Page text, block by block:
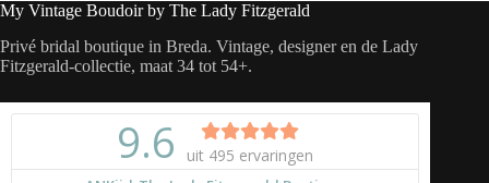
My Vintage Boudoir by The Lady Fitzgerald
Privé bridal boutique in Breda. Vintage, designer en de Lady
Fitzgerald-collectie, maat 34 tot 54+.